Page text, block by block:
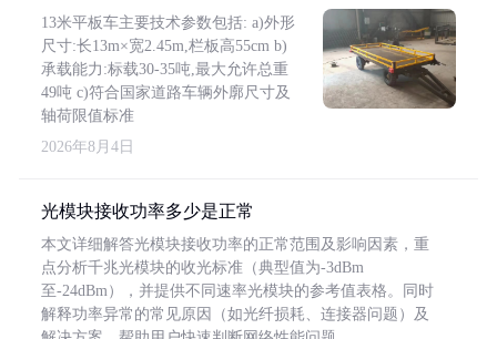
13米平板车主要技术参数包括: a)外形
尺寸:长13m×宽2.45m,栏板高55cm b)
承载能力:标载30-35吨,最大允许总重
49吨 c)符合国家道路车辆外廓尺寸及
轴荷限值标准
2026年8月4日
光模块接收功率多少是正常
本文详细解答光模块接收功率的正常范围及影响因素，重
点分析千兆光模块的收光标准（典型值为-3dBm
至-24dBm），并提供不同速率光模块的参考值表格。同时
解释功率异常的常见原因（如光纤损耗、连接器问题）及